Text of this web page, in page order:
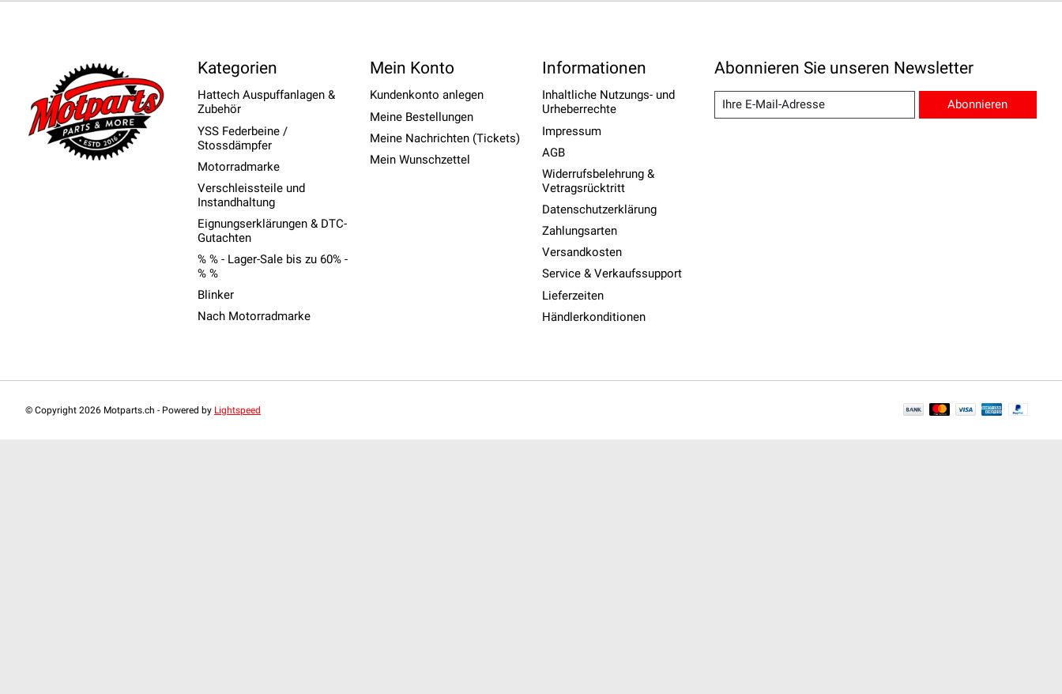
Kategorien
Hattech Auspuffanlagen &
Zubehör
YSS Federbeine /
Stossdämpfer
Motorradmarke
Verschleissteile und
Instandhaltung
Eignungserklärungen & DTC-
Gutachten
% % - Lager-Sale bis zu 60% -
% %
Blinker
Nach Motorradmarke
Mein Konto
Kundenkonto anlegen
Meine Bestellungen
Meine Nachrichten (Tickets)
Mein Wunschzettel
Informationen
Inhaltliche Nutzungs- und
Urheberrechte
Impressum
AGB
Widerrufsbelehrung &
Vetragsrücktritt
Datenschutzerklärung
Zahlungsarten
Versandkosten
Service & Verkaufssupport
Lieferzeiten
Händlerkonditionen
Abonnieren Sie unseren Newsletter
Abonnieren
© Copyright 2026 Motparts.ch - Powered by Lightspeed